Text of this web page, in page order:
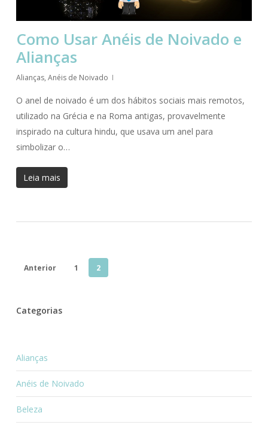
Como Usar Anéis de Noivado e
Alianças
Alianças, Anéis de Noivado
O anel de noivado é um dos hábitos sociais mais remotos,
utilizado na Grécia e na Roma antigas, provavelmente
inspirado na cultura hindu, que usava um anel para
simbolizar o…
Leia mais
Anterior 1 2
Categorias
Alianças
Anéis de Noivado
Beleza